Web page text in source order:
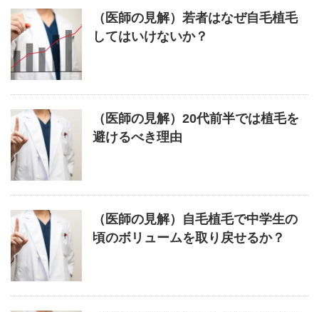
（医師の見解）若者はなぜ自毛植毛
してはいけないか？
（医師の見解）20代前半では植毛を
避けるべき理由
（医師の見解）自毛植毛で中学生の
頃のボリュームを取り戻せるか？